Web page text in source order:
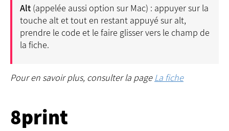
Alt (appelée aussi option sur Mac) : appuyer sur la
touche alt et tout en restant appuyé sur alt,
prendre le code et le faire glisser vers le champ de
la fiche.
Pour en savoir plus, consulter la pageLa fiche
8print